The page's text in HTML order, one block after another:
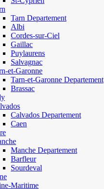
Tarn Departement
Albi
Cordes-sur-Ciel
Gaillac
Puylaurens
Salvagnac
et-Garonne
Tarn-et-Garonne Departement
Brassac
Calvados Departement
Caen
Manche Departement
Barfleur
Sourdeval
Maritime